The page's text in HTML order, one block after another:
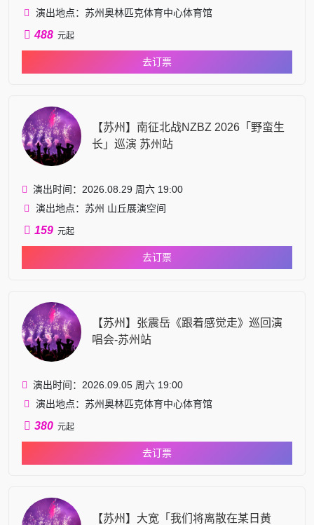
演出地点：苏州奥林匹克体育中心体育馆
488 元起
去订票
【苏州】南征北战NZBZ 2026「野蛮生
长」巡演 苏州站
演出时间：2026.08.29 周六 19:00
演出地点：苏州 山丘展演空间
159 元起
去订票
【苏州】张震岳《跟着感觉走》巡回演
唱会-苏州站
演出时间：2026.09.05 周六 19:00
演出地点：苏州奥林匹克体育中心体育馆
380 元起
去订票
【苏州】大宽「我们将离散在某日黄